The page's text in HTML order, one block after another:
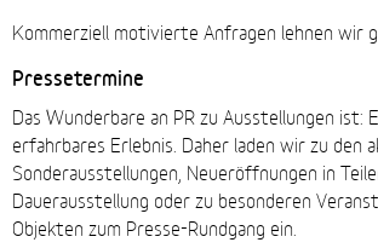
Kommerziell motivierte Anfragen lehnen wir
Pressetermine
Das Wunderbare an PR zu Ausstellungen ist:
erfahrbares Erlebnis. Daher laden wir zu den
Sonderausstellungen, Neueröffnungen in
Dauerausstellung oder zu besonderen
Objekten zum Presse-Rundgang ein.